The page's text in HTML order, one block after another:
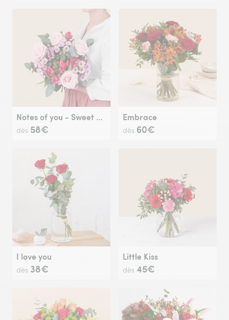
Notes of you - Sweet bouquet in pink tones
dès 58€
Embrace
dès 60€
I love you
dès 38€
Little Kiss
dès 45€